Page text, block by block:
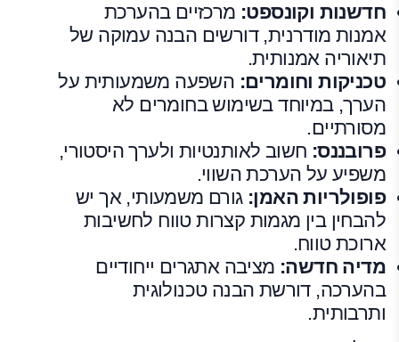
חדשנות וקונספט: מרכזיים בהערכת
אמנות מודרנית, דורשים הבנה עמוקה של
תיאוריה אמנותית.
טכניקות וחומרים: השפעה משמעותית על
הערך, במיוחד בשימוש בחומרים לא
מסורתיים.
פרובננס: חשוב לאותנטיות ולערך היסטורי,
משפיע על הערכת השווי.
פופולריות האמן: גורם משמעותי, אך יש
להבחין בין מגמות קצרות טווח לחשיבות
ארוכת טווח.
מדיה חדשה: מציבה אתגרים ייחודיים
בהערכה, דורשת הבנה טכנולוגית
ותרבותית.